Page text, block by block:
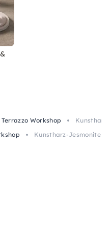
Terrazzo Workshop
Kunstharz-Jesmonite